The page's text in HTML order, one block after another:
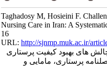
Taghadosy M, Hosieini F.
Nursing Care in Iran: A
16
URL:http://sjnmp.muk.ac.ir/
های بهبود کیفیت پرستاری
پرستاری، مامایی و